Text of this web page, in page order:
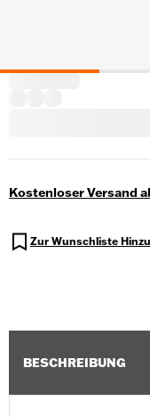
Kostenloser Versand
Zur Wunschliste
BESCHREIBUNG